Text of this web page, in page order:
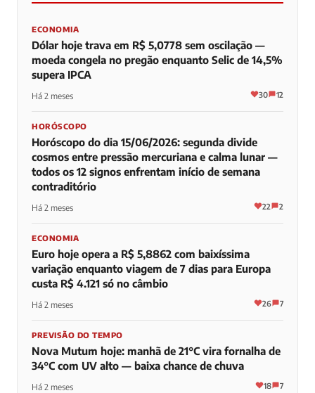
ECONOMIA
Dólar hoje trava em R$ 5,0778 sem oscilação —
moeda congela no pregão enquanto Selic de 14,5%
supera IPCA
Há 2 meses 30 12
HORÓSCOPO
Horóscopo do dia 15/06/2026: segunda divide
cosmos entre pressão mercuriana e calma lunar —
todos os 12 signos enfrentam início de semana
contraditório
Há 2 meses 22 2
ECONOMIA
Euro hoje opera a R$ 5,8862 com baixíssima
variação enquanto viagem de 7 dias para Europa
custa R$ 4.121 só no câmbio
Há 2 meses 26 7
PREVISÃO DO TEMPO
Nova Mutum hoje: manhã de 21°C vira fornalha de
34°C com UV alto — baixa chance de chuva
Há 2 meses 18 7